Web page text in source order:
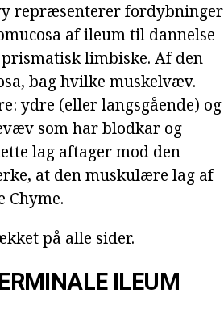
repræsenterer fordybninger
af ileum til dannelse
limbiske. Af den
bag hvilke muskelvæv.
ydre (eller langsgående) og
som har blodkar og
lag aftager mod den
at den muskulære lag af
Chyme.
på alle sider.
ILEUM